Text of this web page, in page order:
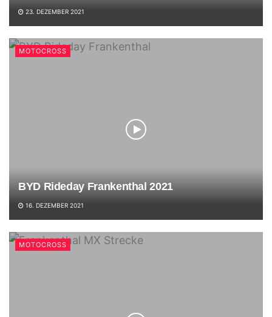
23. DEZEMBER 2021
MOTOCROSS
BYD Rideday Frankenthal 2021
16. DEZEMBER 2021
MOTOCROSS